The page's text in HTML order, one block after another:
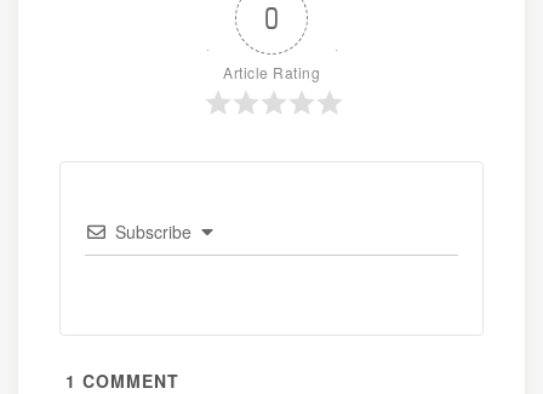
0
Article Rating
Subscribe
1 COMMENT